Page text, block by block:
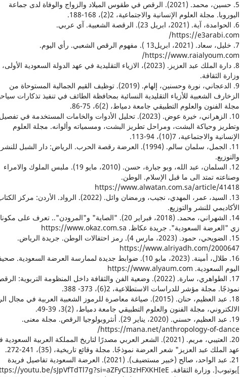
5. حسين، محمد. (2021). الرقص في طقوس الميلاد والزواج والوفاة لدى جماعة
اليوروبا. مجلة العلوم الإنسانية والاجتماعية، 2(2)، 168-188.
6. الحوامدة، آية. (2021، ابريل 23). الرقصة الشعبية. آي عربي.
https://e3arabi.com/
7. خليل، سعاد. (2021، ابريل13 ). مفهوم الرقص الشعبي. رأي اليوم.
https://www.raialyoum.com/
8. دارة الملك عبد العزيز. (2023)، الازياء التقليدية في عهد الدولة السعودية الأولى،
وزارة الثقافة.
9. الدعجاني، نورة وحسنين، إلهام. (2019). توظيف القيم الجمالية المستوحاة من
الزخارف الشعبية للأزياء التقليدية النسائية بمحافظة الطائف في تنفيذ تذكارات
مجلة الفنون والعلوم التطبيقي جامعة دمياط، (2)6، 75-86.
10. الزهراني، خيرة عوض. (2023). تحليل الأدوات والخامات المستخدمة في تفصيل
وتطريز وحياكة البشت، ومراحل تطريز البشت، ومسمياته وألوانه. مجلة العلوم
الإنسانية والاجتماعية، 7(10)، 94-113.
11. الجمل، سلمان سالم. (1994). العرضة رقصة الحرب. الرياض: دار الشبل للنشر
والتوزيع.
12. السلمان، عبد الله، وبو جبارة، حسن. (2010، مايو 19). ملبس الملوك والامراء
وصناعته تمتد الى ما قبل الإسلام. الوطن.
https://www.alwatan.com.sa/article/41418
13. السيد، عمر، المهدي، نجيب، ورمضان وائل. (2022). الرواد. الأردن: مركز
الأكاديمي للنشر والتوزيع.
14. الشهراني، محمد. (2018، فبراير 20). "الصاية" و"المرودن".. تعرف على
زي "العرضة السعودية". جريدة عكاظ. https://www.okaz.com.sa
15. الضويحي، حمود. (2023، مارس 4). رمز احتفالات الوطن. جريدة الرياض.
https://www.alriyadh.com/2000647
16. طلال، أمينة. (2023، مايو 10). ضوابط جديدة لممارسة العرضة السعودية.
اليوم السعودية. https://www.alyaum.com
17. الطواهري، سارة. (2022). وضعية الفن والثقافة داخل المنظومة التربوية:
نموذجًا. مجلة مؤشر للدراسات الاستطلاعية، 2(6)، 373- 388.
18. عبد العظيم، حنان. (2015). صياغة معاصرة للرموز الشعبية العربية في
الالكتروني، مجلة الفنون والعلوم التطبيقي جامعة دمياط، (2)3، 39-49.
19. عبد العظيم، حسني. (2020، يناير 29). أنثروبولوجيا الرقص. مجلة معنى.
https://mana.net/anthropology-of-dance/
20. العتيبي، مريم. (2021). الشعر العربي مصدرًا لتاريخ المملكة العربية
عهد الملك عبد العزيز" شعر العرضة نموذجًا. مجلة وقائع تاريخية، (35)، 241-272.
21. عبد الواحد، صالح (خبير مستضيف). (2021). العرضة السعودية تفاصيل فريدة
]يوتيوب[. وزارة الثقافة. https://youtu.be/sJpVfTdTl7g?si=aZFyCI3zHFXKHIeE